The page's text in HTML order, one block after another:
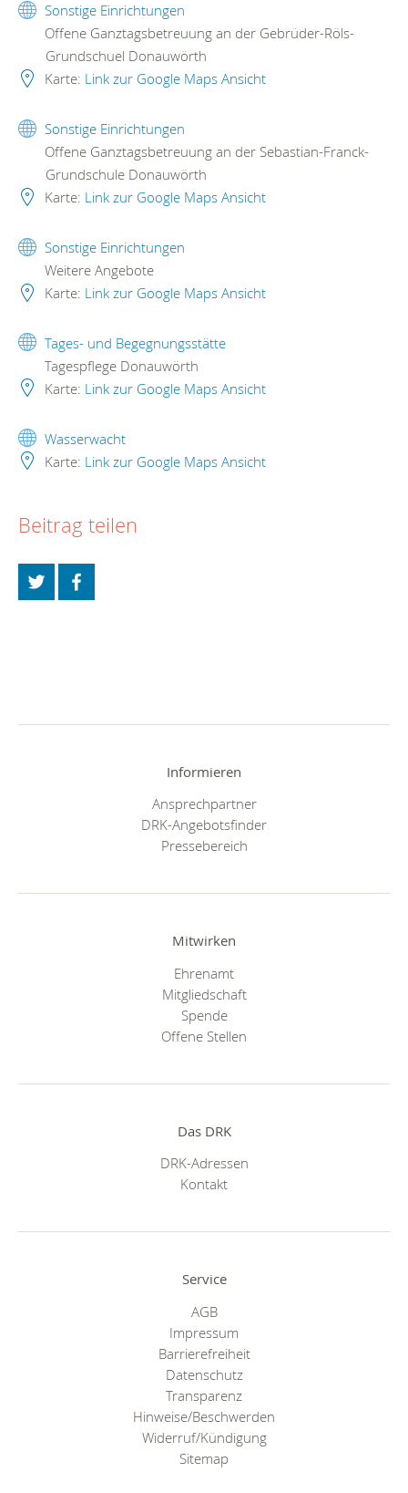
Sonstige Einrichtungen
Offene Ganztagsbetreuung an der Gebrüder-Röls-
Grundschuel Donauwörth
Karte: Link zur Google Maps Ansicht
Sonstige Einrichtungen
Offene Ganztagsbetreuung an der Sebastian-Franck-
Grundschule Donauwörth
Karte: Link zur Google Maps Ansicht
Sonstige Einrichtungen
Weitere Angebote
Karte: Link zur Google Maps Ansicht
Tages- und Begegnungsstätte
Tagespflege Donauwörth
Karte: Link zur Google Maps Ansicht
Wasserwacht
Karte: Link zur Google Maps Ansicht
Beitrag teilen
Informieren
Ansprechpartner
DRK-Angebotsfinder
Pressebereich
Mitwirken
Ehrenamt
Mitgliedschaft
Spende
Offene Stellen
Das DRK
DRK-Adressen
Kontakt
Service
AGB
Impressum
Barrierefreiheit
Datenschutz
Transparenz
Hinweise/Beschwerden
Widerruf/Kündigung
Sitemap